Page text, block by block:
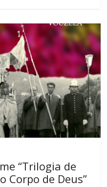
“Trilogia de
Corpo de Deus”